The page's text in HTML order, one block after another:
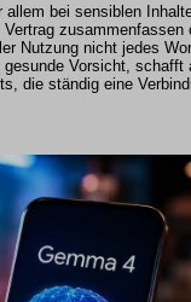
allem bei sensiblen
zusammenfassen
Nutzung nicht jedes
Vorsicht, schafft
die ständig eine